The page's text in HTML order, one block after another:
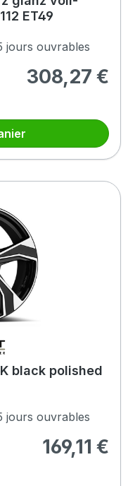
ET49
jours ouvrables
Prix régulier :
308,27 €
black polished
jours ouvrables
Prix régulier :
169,11 €